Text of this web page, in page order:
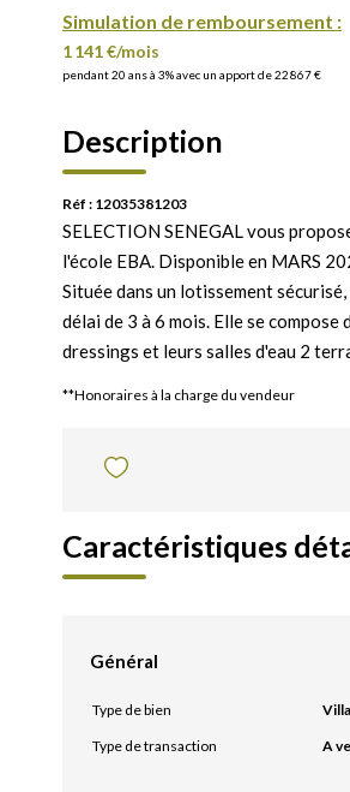
Simulation de remboursement :
1 141 €/mois
pendant 20 ans à 3% avec un apport de 22 867 €
Description
Réf : 12035381203
SELECTION SENEGAL vous
l'école EBA. Disponible en MARS
Située dans un lotissement
délai de 3 à 6 mois. Elle se
dressings et leurs salles d'eau 2
**Honoraires à la charge du vendeur
Caractéristiques
Général
Type de bien
Villa
Type de transaction
A